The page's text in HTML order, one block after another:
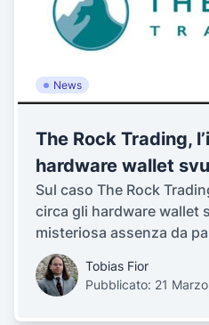
News
The Rock Trading,
hardware wallet
Sul caso The Rock
circa gli hardware wallet
misteriosa assenza da
Tobias Fior
Pubblicato: 21